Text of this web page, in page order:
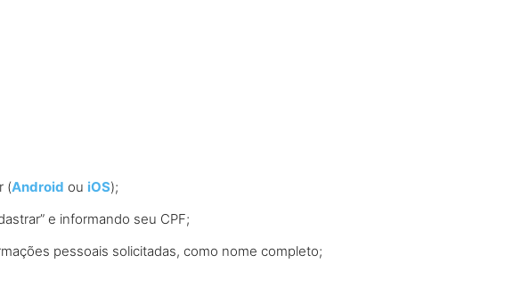
(Android ou iOS);
e informando seu CPF;
pessoais solicitadas, como nome completo;